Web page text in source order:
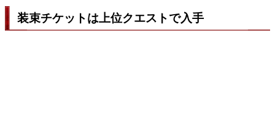
装束チケットは上位クエストで入手